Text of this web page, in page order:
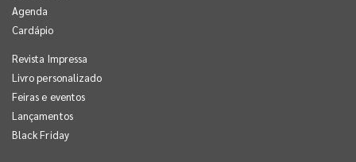
Agenda
Cardápio
Revista Impressa
Livro personalizado
Feiras e eventos
Lançamentos
Black Friday